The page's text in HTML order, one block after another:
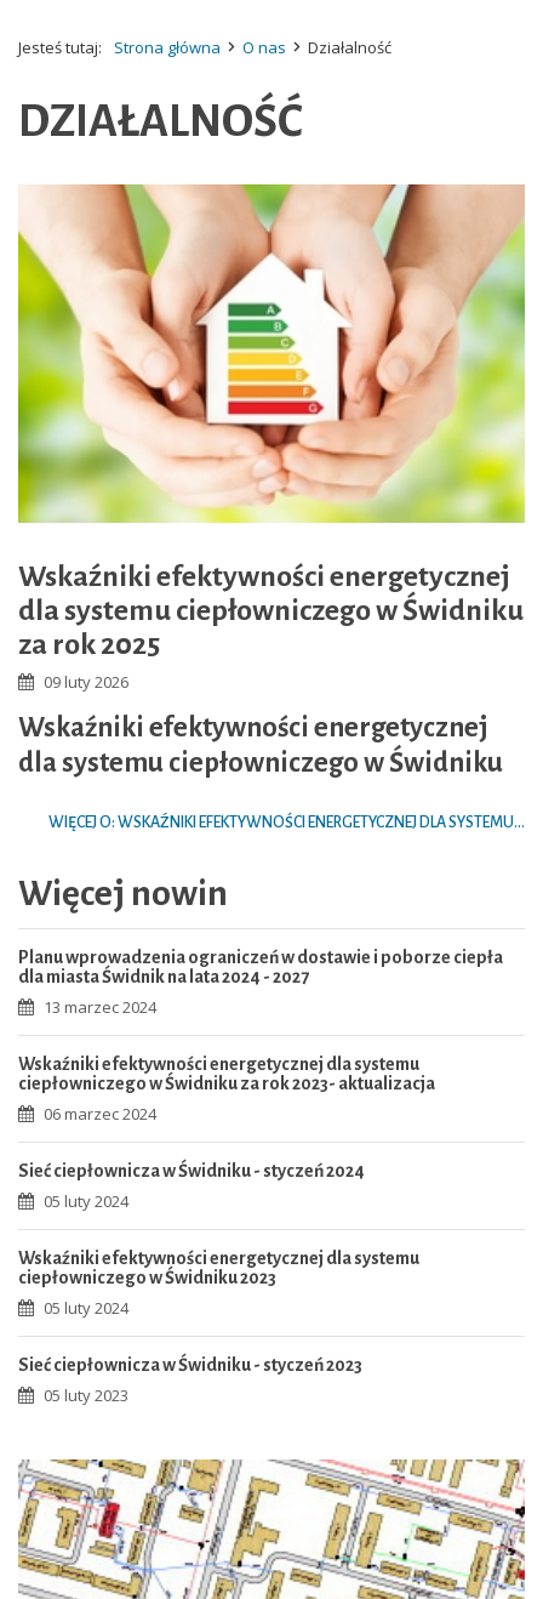
Jesteś tutaj: Strona główna O nas Działalność
DZIAŁALNOŚĆ
Wskaźniki efektywności energetycznej
dla systemu ciepłowniczego w Świdniku
za rok 2025
09 luty 2026
Wskaźniki efektywności energetycznej
dla systemu ciepłowniczego w Świdniku
WIĘCEJ O: WSKAŹNIKI EFEKTYWNOŚCI ENERGETYCZNEJ DLA SYSTEMU...
Więcej nowin
Planu wprowadzenia ograniczeń w dostawie i poborze ciepła
dla miasta Świdnik na lata 2024 - 2027
13 marzec 2024
Wskaźniki efektywności energetycznej dla systemu
ciepłowniczego w Świdniku za rok 2023- aktualizacja
06 marzec 2024
Sieć ciepłownicza w Świdniku - styczeń 2024
05 luty 2024
Wskaźniki efektywności energetycznej dla systemu
ciepłowniczego w Świdniku 2023
05 luty 2024
Sieć ciepłownicza w Świdniku - styczeń 2023
05 luty 2023